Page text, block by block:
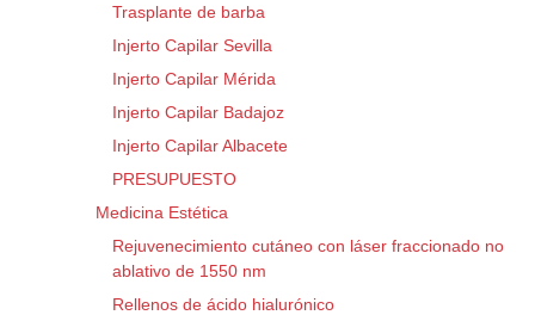
Trasplante de barba
Injerto Capilar Sevilla
Injerto Capilar Mérida
Injerto Capilar Badajoz
Injerto Capilar Albacete
PRESUPUESTO
Medicina Estética
Rejuvenecimiento cutáneo con láser fraccionado no
ablativo de 1550 nm
Rellenos de ácido hialurónico